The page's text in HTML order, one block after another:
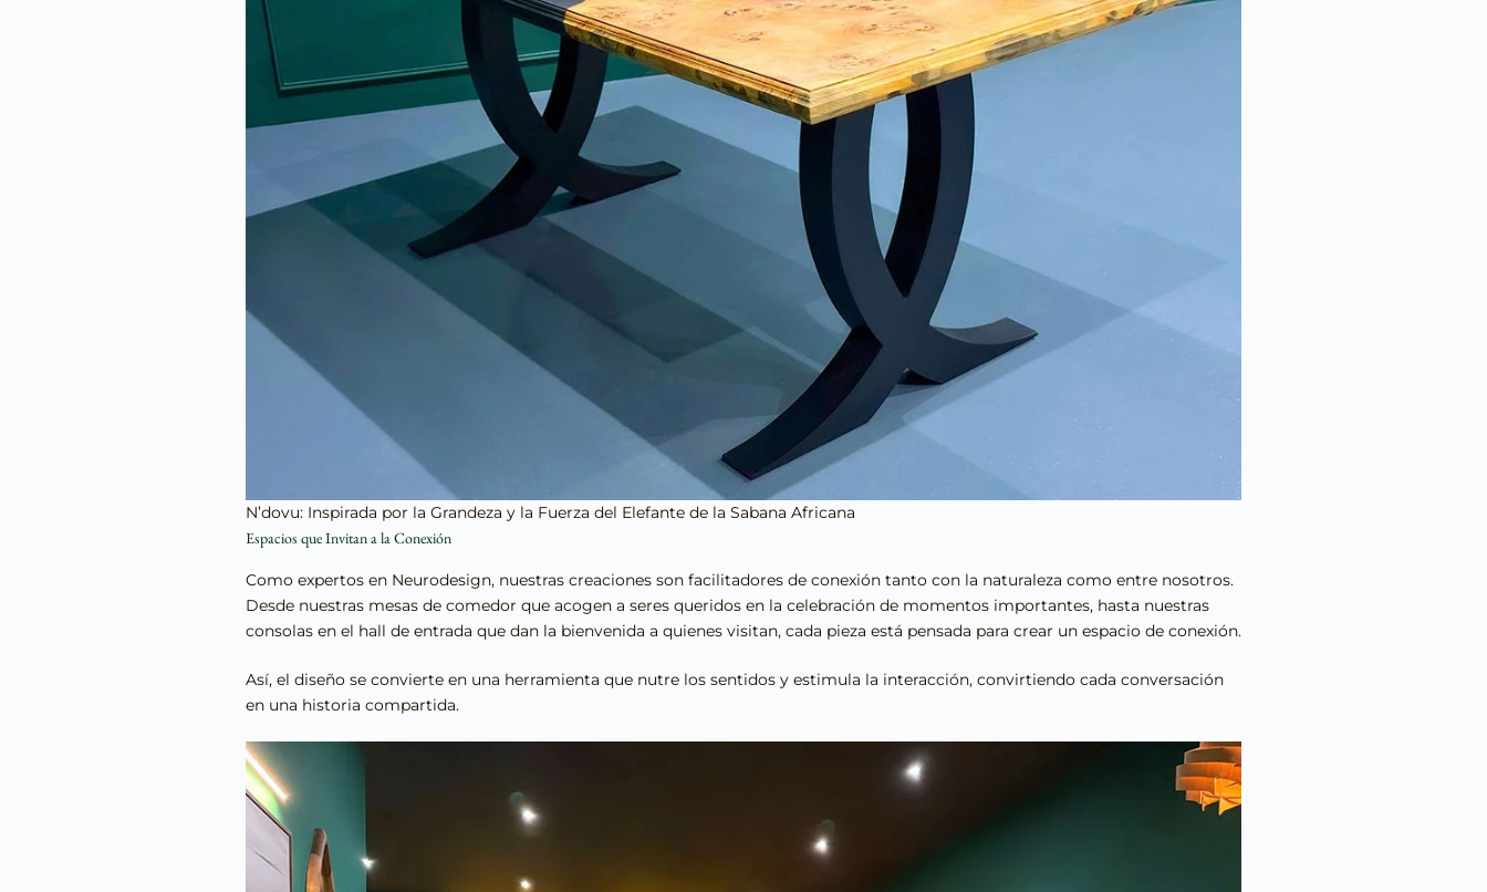
N’dovu: Inspirada por la Grandeza y la Fuerza del Elefante de la Sabana Africana
Espacios que Invitan a la Conexión
Como expertos en Neurodesign, nuestras creaciones son facilitadores de conexión tanto con la naturaleza como entre nosotros.
Desde nuestras mesas de comedor que acogen a seres queridos en la celebración de momentos importantes, hasta nuestras
consolas en el hall de entrada que dan la bienvenida a quienes visitan, cada pieza está pensada para crear un espacio de conexión.
Así, el diseño se convierte en una herramienta que nutre los sentidos y estimula la interacción, convirtiendo cada conversación
en una historia compartida.